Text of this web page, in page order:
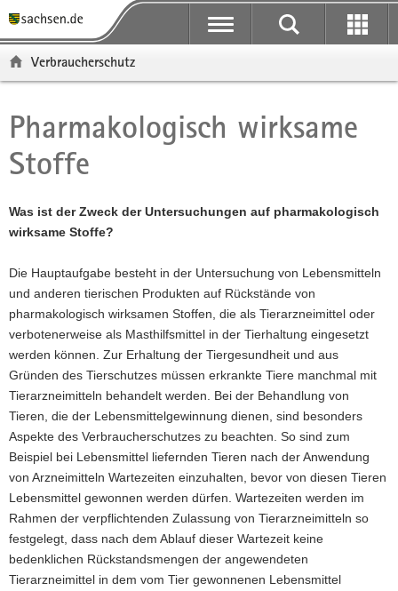
t
ü
b
e
g
r
i
f
e
n
d
e
N
a
v
i
g
a
t
i
o
n
t
n
a
v
g
a
i
o
n
p
n
h
a
t
t
-
B
e
e
i
h
Verbraucherschutz
Hauptinhalt
Pharmakologisch wirksame
Stoffe
Was ist der Zweck der Untersuchungen auf pharmakologisch
wirksame Stoffe?
Die Hauptaufgabe besteht in der Untersuchung von Lebensmitteln
und anderen tierischen Produkten auf Rückstände von
pharmakologisch wirksamen Stoffen, die als Tierarzneimittel oder
verbotenerweise als Masthilfsmittel in der Tierhaltung eingesetzt
werden können. Zur Erhaltung der Tiergesundheit und aus
Gründen des Tierschutzes müssen erkrankte Tiere manchmal mit
Tierarzneimitteln behandelt werden. Bei der Behandlung von
Tieren, die der Lebensmittelgewinnung dienen, sind besonders
Aspekte des Verbraucherschutzes zu beachten. So sind zum
Beispiel bei Lebensmittel liefernden Tieren nach der Anwendung
von Arzneimitteln Wartezeiten einzuhalten, bevor von diesen Tieren
Lebensmittel gewonnen werden dürfen. Wartezeiten werden im
Rahmen der verpflichtenden Zulassung von Tierarzneimitteln so
festgelegt, dass nach dem Ablauf dieser Wartezeit keine
bedenklichen Rückstandsmengen der angewendeten
Tierarzneimittel in dem vom Tier gewonnenen Lebensmittel